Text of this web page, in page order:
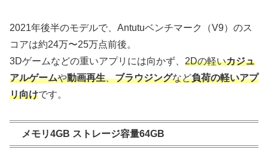
2021年後半のモデルで、Antutuベンチマーク（V9）のス
コアは約24万〜25万点前後。
3Dゲームなどの重いアプリには向かず、 2Dの軽いカジュ
アルゲームや動画再生、ブラウジングなど負荷の軽いアプ
リ向けです。
メモリ4GB ストレージ容量64GB